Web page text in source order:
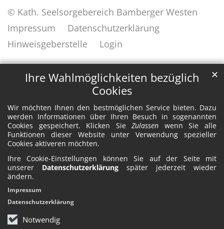
Ihre Wahlmöglichkeiten bezüglich
Cookies
Wir möchten Ihnen den bestmöglichen Service bieten. Dazu
werden Informationen über Ihren Besuch in sogenannten
Cookies gespeichert. Klicken SieZulassen wenn Sie alle
Funktionen dieser Website unter Verwendung spezieller
Cookies aktiveren möchten.
Ihre Cookie-Einstellungen können Sie auf der Seite mit
unserer Datenschutzerklärung später jederzeit wieder
ändern.
Notwendig
✕
Impressum
Datenschutzerklärung
© Kath. Seelsorgebereich Bamberger Westen
Impressum
Datenschutzerklärung
Hinweisgeberstelle
Login